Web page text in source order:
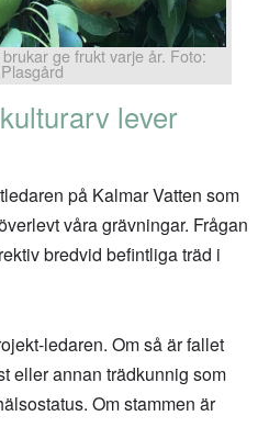
ge frukt varje år. Foto:
lever
på Kalmar Vatten som
våra grävningar. Frågan
bredvid befintliga träd i
ledaren. Om så är fallet
eller annan trädkunnig som
Om stammen är